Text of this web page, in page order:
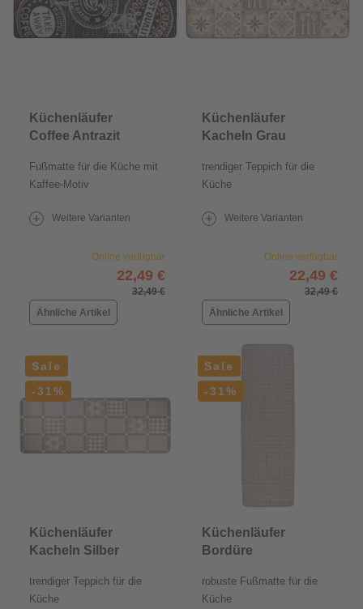
Küchenläufer
Coffee Antrazit
Fußmatte für die Küche mit
Kaffee-Motiv
Weitere Varianten
Online verfügbar
22,49 €
32,49 €
Ähnliche Artikel
Küchenläufer
Kacheln Grau
trendiger Teppich für die
Küche
Weitere Varianten
Online verfügbar
22,49 €
32,49 €
Ähnliche Artikel
Sale
-31%
Küchenläufer
Kacheln Silber
trendiger Teppich für die
Küche
Sale
-31%
Küchenläufer
Bordüre
robuste Fußmatte für die
Küche